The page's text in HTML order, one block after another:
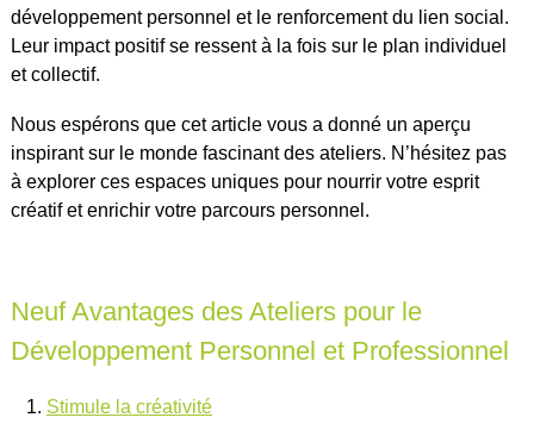
développement personnel et le renforcement du lien social.
Leur impact positif se ressent à la fois sur le plan individuel
et collectif.
Nous espérons que cet article vous a donné un aperçu
inspirant sur le monde fascinant des ateliers. N’hésitez pas
à explorer ces espaces uniques pour nourrir votre esprit
créatif et enrichir votre parcours personnel.
Neuf Avantages des Ateliers pour le
Développement Personnel et Professionnel
Stimule la créativité